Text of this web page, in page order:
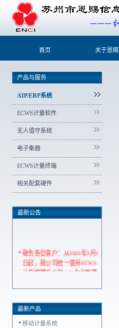
首页 关于恩赐
产品与服务
AIP/ERP系统
ECWS计量软件
无人值守系统
电子衡器
ECWS计量终端
相关配套硬件
最新公告
敬告各位客户：从2020年3月1
日起，我公司统一使用ECWS
计量管理平台和AIP企业管理
最新产品
移动计量系统